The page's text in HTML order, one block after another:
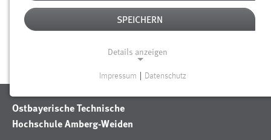
Keine entsprechende Person gefunden.
Ostbayerische Technische
Hochschule Amberg-Weiden
SPEICHERN
Details anzeigen
Notwendige Cookies ermöglichen grundlegende
Funktionen und sind für die einwandfreie Funktion der
Impressum Datenschutz